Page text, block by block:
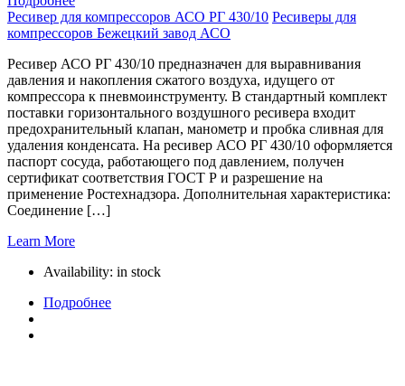
Ресивер для компрессоров АСО РГ 430/10 Ресиверы для
компрессоров Бежецкий завод АСО
Ресивер АСО РГ 430/10 предназначен для выравнивания
давления и накопления сжатого воздуха, идущего от
компрессора к пневмоинструменту. В стандартный комплект
поставки горизонтального воздушного ресивера входит
предохранительный клапан, манометр и пробка сливная для
удаления конденсата. На ресивер АСО РГ 430/10 оформляется
паспорт сосуда, работающего под давлением, получен
сертификат соответствия ГОСТ Р и разрешение на
применение Ростехнадзора. Дополнительная характеристика:
Соединение […]
Learn More
Availability: in stock
Подробнее